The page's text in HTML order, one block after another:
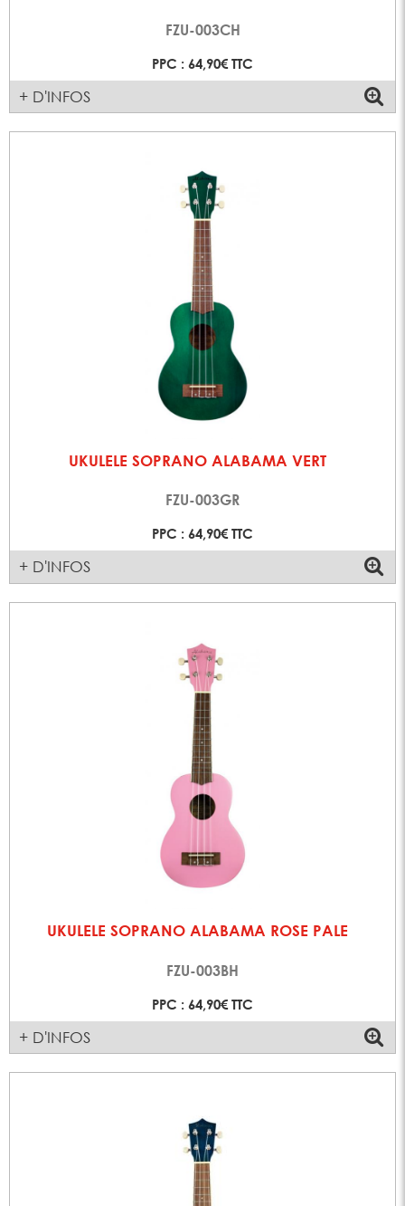
FZU-003CH
PPC : 64,90€ TTC
+ D'INFOS
UKULELE SOPRANO ALABAMA VERT
FZU-003GR
PPC : 64,90€ TTC
+ D'INFOS
UKULELE SOPRANO ALABAMA ROSE PALE
FZU-003BH
PPC : 64,90€ TTC
+ D'INFOS